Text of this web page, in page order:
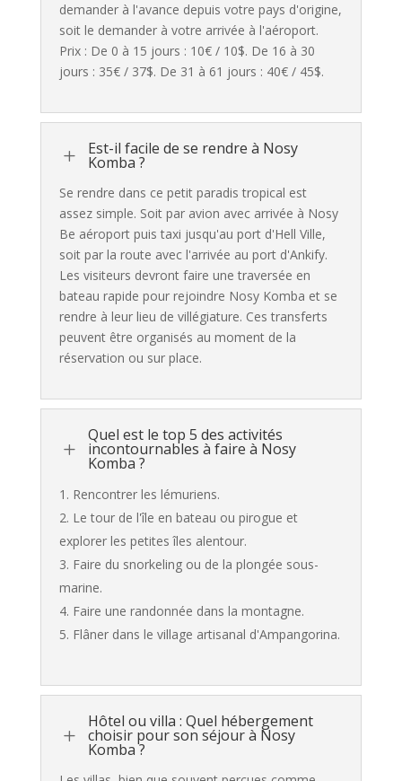
demander à l'avance depuis votre pays d'origine,
soit le demander à votre arrivée à l'aéroport.
Prix : De 0 à 15 jours : 10€ / 10$. De 16 à 30
jours : 35€ / 37$. De 31 à 61 jours : 40€ / 45$.
L Est-il facile de se rendre à Nosy
Komba ?
Se rendre dans ce petit paradis tropical est
assez simple. Soit par avion avec arrivée à Nosy
Be aéroport puis taxi jusqu'au port d'Hell Ville,
soit par la route avec l'arrivée au port d'Ankify.
Les visiteurs devront faire une traversée en
bateau rapide pour rejoindre Nosy Komba et se
rendre à leur lieu de villégiature. Ces transferts
peuvent être organisés au moment de la
réservation ou sur place.
L
Quel est le top 5 des activités
incontournables à faire à Nosy
Komba ?
Rencontrer les lémuriens.
Le tour de l'île en bateau ou pirogue et
explorer les petites îles alentour.
Faire du snorkeling ou de la plongée sous-
marine.
Faire une randonnée dans la montagne.
Flâner dans le village artisanal d'Ampangorina.
L
Hôtel ou villa : Quel hébergement
choisir pour son séjour à Nosy
Komba ?